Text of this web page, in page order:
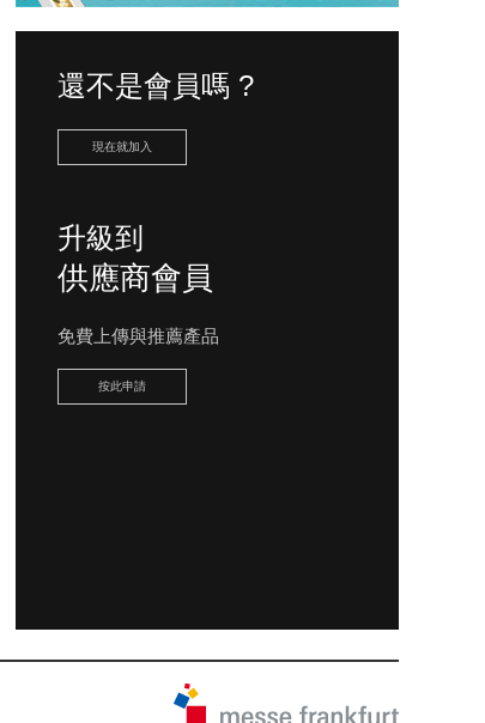
還不是會員嗎 ?
現在就加入
升級到
供應商會員
免費上傳與推薦產品
按此申請